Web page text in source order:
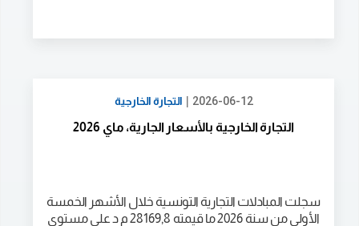
2026-06-12
| التجارة الخارجية
التجارة الخارجية بالأسعار الجارية، ماي 2026
سجلت المبادلات التجارية التونسية خلال الأشهر الخمسة
الأولى من سنة 2026 ما قيمته 28169,8 م د على مستوى